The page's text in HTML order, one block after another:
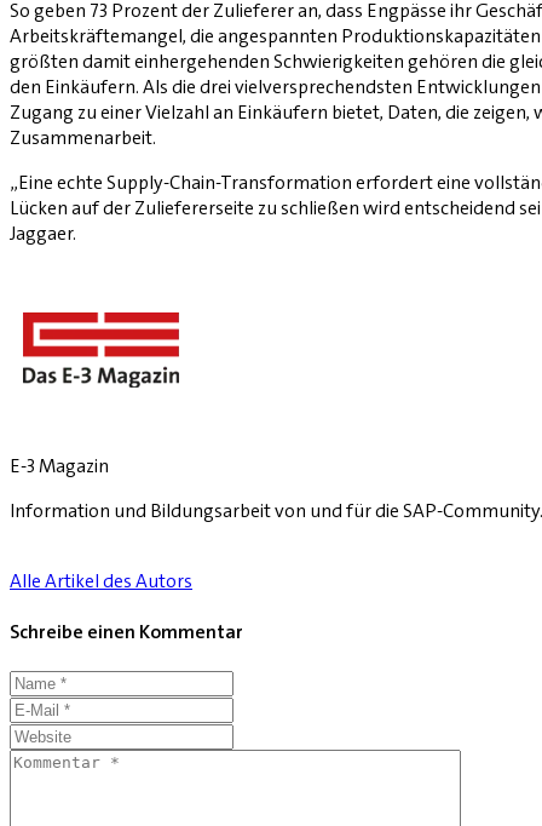
So geben 73 Prozent der Zulieferer an, dass Engpässe ihr
Arbeitskräftemangel, die angespannten
größten damit einhergehenden Schwierigkeiten gehören die
den Einkäufern. Als die drei vielversprechendsten
Zugang zu einer Vielzahl an Einkäufern bietet, Daten, die
Zusammenarbeit.
„Eine echte Supply-Chain-Transformation erfordert eine
Lücken auf der Zuliefererseite zu schließen wird entscheidend
Jaggaer.
E-3 Magazin
Information und Bildungsarbeit von und für die SAP-Community.
Alle Artikel des Autors
Schreibe einen Kommentar